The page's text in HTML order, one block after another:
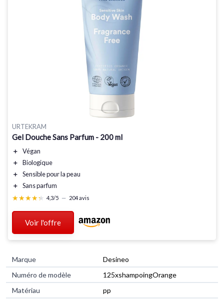
URTEKRAM
Gel Douche Sans Parfum - 200 ml
＋
Végan
＋
Biologique
＋
Sensible pour la peau
＋
Sans parfum
★★★★★
★★★★★ 4,3/5 — 204 avis
Voir l'offre
Marque
‎Desineo
Numéro de modèle
‎125xshampoingOrange
Matériau
‎pp